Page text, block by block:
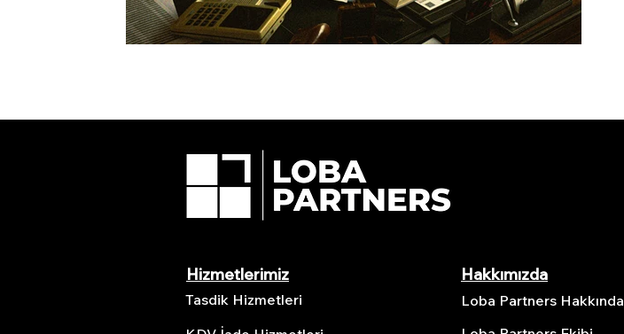
Hizmetlerimiz
Tasdik Hizmetleri
Hakkımızda
Loba Partners Hakkında